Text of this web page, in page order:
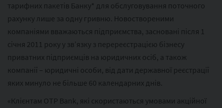
тарифних пакетів Банку* для обслуговування поточного
рахунку лише за одну гривню. Новоствореними
компаніями вважаються підприємства, засновані після 1
січня 2011 року у зв’язку з перереєстрацією бізнесу
приватних підприємців на юридичних осіб, а також
компанії – юридичні особи, від дати державної реєстрації
яких минуло не більше 60 календарних днів.
«Клієнтам OTP Bank, які скористаються умовами акційної